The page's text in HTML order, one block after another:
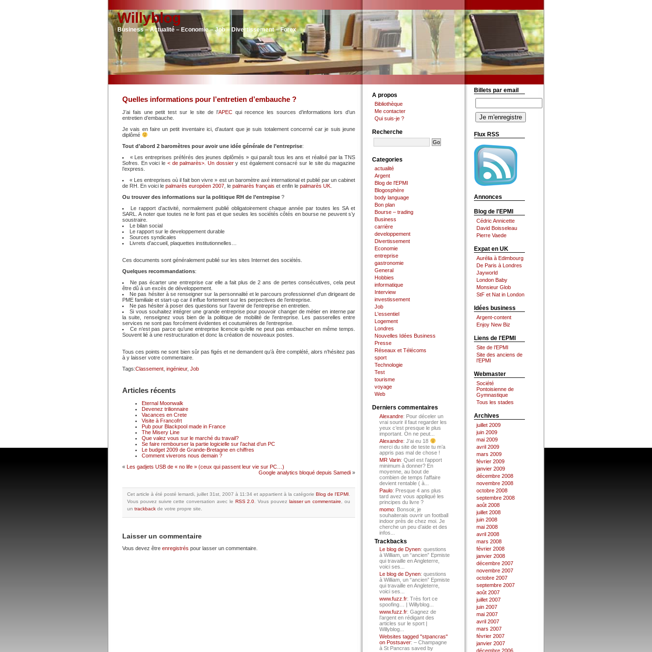
Willyblog
Business – Actualité – Economie – Job – Divertissement – Forex
Quelles informations pour l’entretien d’embauche ?
J’ai fais une petit test sur le site de l’APECqui recence les sources d’informations lors d’un
entretien d’embauche.
Je vais en faire un petit inventaire ici, d’autant que je suis totalement concerné car je suis jeune
diplômé
Tout d’abord 2 baromètres pour avoir une idée générale de l’entreprise:
« Les entreprises préférés des jeunes diplômés » qui paraît tous les ans et réalisé par la TNS
Sofres. En voici le < de palmarès>. Un dossiery est également consacré sur le site du magazine
l’express.
« Les entreprises où il fait bon vivre » est un baromètre axé international et publié par un cabinet
de RH. En voici le palmarès européen 2007 , le palmarès français et enfin le palmarès UK
Ou trouver des informations sur la politique RH de l’entrepise ?
Le rapport d’activité, normalement publié obligatoirement chaque année par toutes les SA et
SARL. A noter que toutes ne le font pas et que seules les sociétés côtés en bourse ne peuvent s’y
soustraire.
Le bilan social
Le rapport sur le developpement durable
Sources syndicales
Livrets d’accueil, plaquettes institutionnelles…
Ces documents sont généralement publié sur les sites Internet des sociétés.
Quelques recommandations:
Ne pas écarter une entreprise car elle a fait plus de 2 ans de pertes consécutives, cela peut
être dû à un excès de développement.
Ne pas hésiter à se renseigner sur la personnalité et le parcours professionnel d’un dirigeant de
PME familiale et start-up car il influe fortement sur les perpectives de l’entreprise.
Ne pas hésiter à poser des questions sur l’avenir de l’entreprise en entretien.
Si vous souhaitez intégrer une grande entreprise pour pouvoir changer de métier en interne par
la suite, renseignez vous bien de la politique de mobilité de l’entreprise. Les passerelles entre
services ne sont pas forcément évidentes et coutumières de l’entreprise.
Ce n’est pas parce qu’une entreprise licencie qu’elle ne peut pas embaucher en même temps.
Souvent lié à une restructuration et donc la création de nouveaux postes.
Tous ces points ne sont bien sûr pas figés et ne demandent qu’à être complété, alors n’hésitez pas
à y laisser votre commentaire.
Tags:Classement ingénieur, Job
Articles récents
Eternal Moonwalk
Devenez trilionnaire
Vacances en Crete
Visite à Francofrt
Pub pour Blackpool made in France
The Misery Line
Que valez vous sur le marché du travail?
Se faire rembourser la partie logicielle sur l’achat d’un PC
Le budget 2009 de Grande-Bretagne en chiffres
Comment viverons nous demain ?
« Les gadjets USB de « no life » (ceux qui passent leur vie sur PC…)
Google analytics bloqué depuis Samedi »
Cet article à été posté lemardi, juillet 31st, 2007 à 11:34 et appartient à la catégorie Blog de l'EPMI
Vous pouvez suivre cette conversation avec le RSS 2.0 .Vous pouvez laisser un commentaire
, ou
un trackback de votre propre site.
Laisser un commentaire
Vous devez être enregistrés pour lasser un commentaire.
A propos
Bibliothèque
Me contacter
Qui suis-je ?
Recherche
Categories
actualité
Argent
Blog de l'EPMI
Blogosphère
body language
Bon plan
Bourse – trading
Business
carrière
developpement
Divertissement
Economie
entreprise
gastronomie
General
Hobbies
informatique
Interview
investissement
Job
L'essentiel
Logement
Londres
Nouvelles Idées Business
Presse
Réseaux et Télécoms
sport
Technologie
Test
tourisme
voyage
Web
Derniers commentaires
Alexandre: Pour déceler un
vrai sourir il faut regarder les
yeux c’est presque le plus
important. On ne peut...
Alexandre: J’ai eu 18
merci du site de teste tu m’a
appris pas mal de chose !
MR Varin: Quel est l’apport
minimum à donner? En
moyenne, au bout de
combien de temps l’affaire
devient rentable ( à...
Paulo: Presque 4 ans plus
tard avez vous appliqué les
principes du livre ?
momo: Bonsoir, je
souhaiterais ouvrir un football
indoor près de chez moi. Je
cherche un peu d’aide et des
infos...
Trackbacks
Le blog de Dynen: questions
à William, un “ancien” Epmiste
qui travaille en Angleterre,
voici ses...
Le blog de Dynen: questions
à William, un “ancien” Epmiste
qui travaille en Angleterre,
voici ses...
www.fuzz.fr: Très fort ce
spoofing… | Willyblog...
www.fuzz.fr: Gagnez de
l’argent en rédigant des
articles sur le sport |
Willyblog...
Websites tagged "stpancras"
on Postsaver: – Champagne
à St Pancras saved by
Billets par email
Flux RSS
Annonces
Blog de l'EPMI
Cédric Annicette
David Boisseleau
Pierre Vaede
Expat en UK
Aurélia à Edimbourg
De Paris à Londres
Jayworld
London Baby
Monsieur Glob
StF et Nat in London
Idées business
Argent-content
Enjoy New Biz
Liens de l'EPMI
Site de l’EPMI
Site des anciens de
l’EPMI
Webmaster
Société
Pontoisienne de
Gymnastique
Tous les stades
Archives
juillet 2009
juin 2009
mai 2009
avril 2009
mars 2009
février 2009
janvier 2009
décembre 2008
novembre 2008
octobre 2008
septembre 2008
août 2008
juillet 2008
juin 2008
mai 2008
avril 2008
mars 2008
février 2008
janvier 2008
décembre 2007
novembre 2007
octobre 2007
septembre 2007
août 2007
juillet 2007
juin 2007
mai 2007
avril 2007
mars 2007
février 2007
janvier 2007
décembre 2006